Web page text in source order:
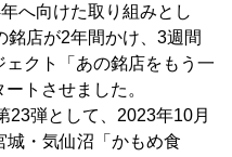
へ向けた取り組みとし
銘店が2年間かけ、3週間
クト「あの銘店をもう一
トさせました。
23弾として、2023年10月
城・気仙沼「かもめ食